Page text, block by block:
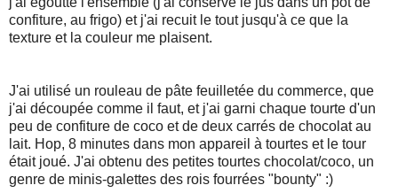
confiture, au frigo) et j'ai recuit le tout jusqu'à ce que la
texture et la couleur me plaisent.
J'ai utilisé un rouleau de pâte feuilletée du commerce, que
j'ai découpée comme il faut, et j'ai garni chaque tourte d'un
peu de confiture de coco et de deux carrés de chocolat au
lait. Hop, 8 minutes dans mon appareil à tourtes et le tour
était joué. J'ai obtenu des petites tourtes chocolat/coco, un
genre de minis-galettes des rois fourrées "bounty" :)